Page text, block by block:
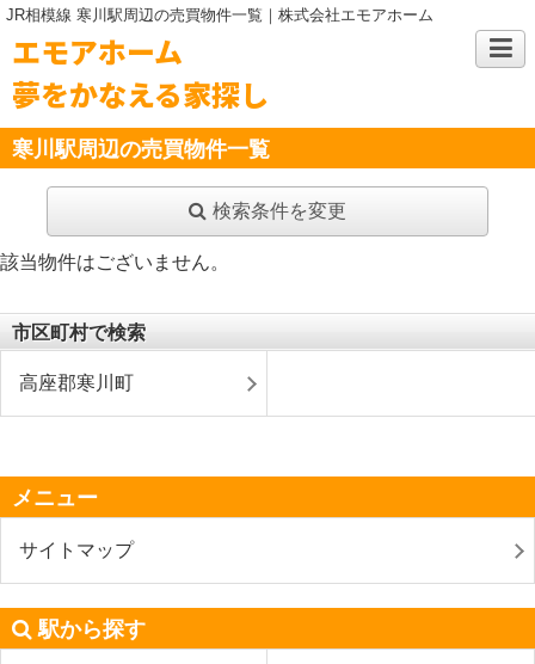
JR相模線 寒川駅周辺の売買物件一覧｜株式会社エモアホーム
エモアホーム
夢をかなえる家探し
寒川駅周辺の売買物件一覧
検索条件を変更
該当物件はございません。
市区町村で検索
高座郡寒川町
メニュー
サイトマップ
駅から探す